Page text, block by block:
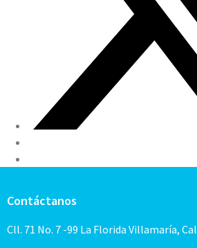
Contáctanos
Cll. 71 No. 7 -99 La Florida Villamaría,